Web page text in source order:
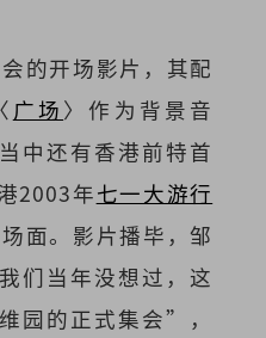
的开场影片，其配
广场 〉作为背景音
中还有香港前特首
2003年七一大游行
面。影片播毕，邹
们当年没想过，这
园的正式集会”，